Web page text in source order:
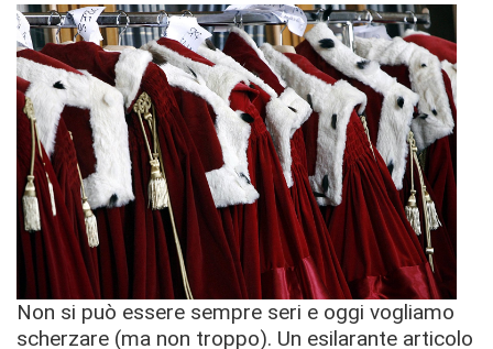
Non si può essere sempre seri e oggi vogliamo
scherzare (ma non troppo). Un esilarante articolo